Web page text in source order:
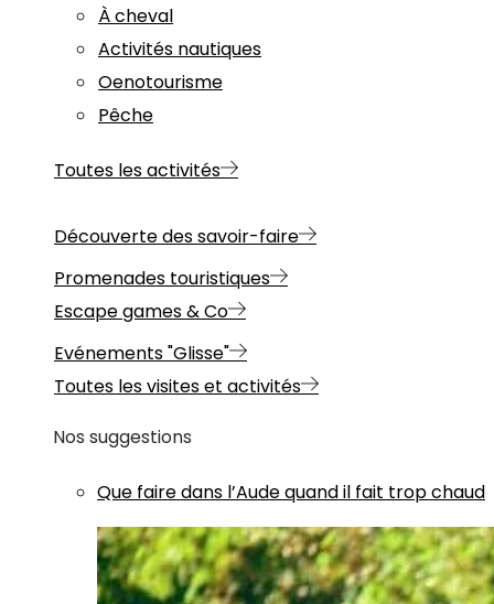
À cheval
Activités nautiques
Oenotourisme
Pêche
Toutes les activités
Découverte des savoir-faire
Promenades touristiques
Escape games & Co
Evénements "Glisse"
Toutes les visites et activités
Nos suggestions
Que faire dans l’Aude quand il fait trop chaud